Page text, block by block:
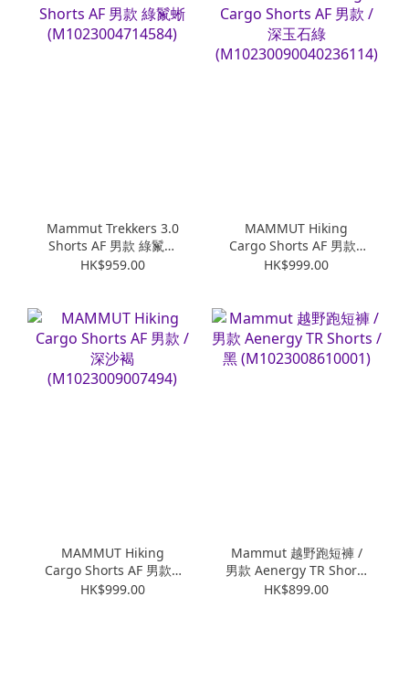
Mammut Trekkers 3.0
Shorts AF 男款 綠鬣蜥
(M1023004714584)
HK$959.00
MAMMUT Hiking
Cargo Shorts AF 男款 /
深玉石綠
HK$999.00
MAMMUT Hiking
Cargo Shorts AF 男款 /
深沙褐
HK$999.00
Mammut 越野跑短褲 /
男款 Aenergy TR Shorts
/ 黑 (M1023008610001)
HK$899.00